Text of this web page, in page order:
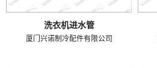
洗衣机进水管
厦门兴诺制冷配件有限公司